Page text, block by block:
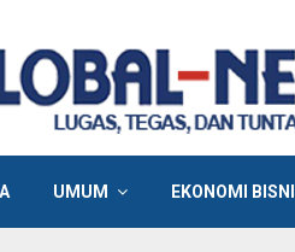
UMUM EKONOMI